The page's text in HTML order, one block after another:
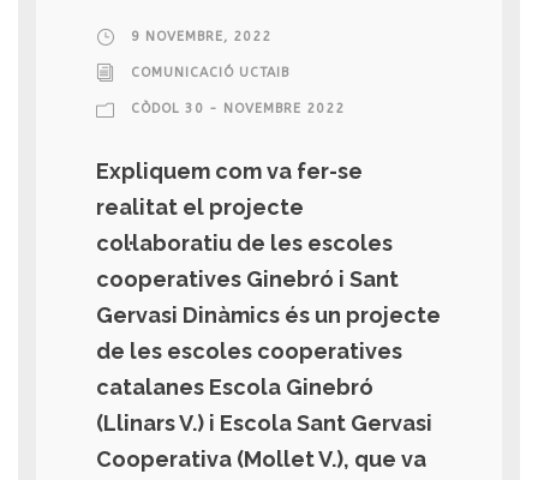
9 NOVEMBRE, 2022
COMUNICACIÓ UCTAIB
CÒDOL 30 - NOVEMBRE 2022
Expliquem com va fer-se
realitat el projecte
col·laboratiu de les escoles
cooperatives Ginebró i Sant
Gervasi Dinàmics és un projecte
de les escoles cooperatives
catalanes Escola Ginebró
(Llinars V.) i Escola Sant Gervasi
Cooperativa (Mollet V.), que va